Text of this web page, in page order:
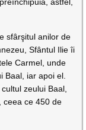
sfârşitul anilor de
Sfântul Ilie îi
Carmel, unde
Baal, iar apoi el.
zeului Baal,
ceea ce 450 de